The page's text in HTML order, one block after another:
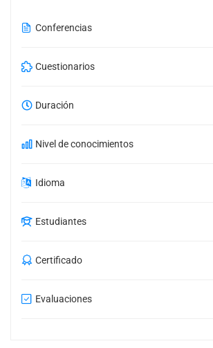
Conferencias
Cuestionarios
Duración
Nivel de conocimientos
Idioma
Estudiantes
Certificado
Evaluaciones